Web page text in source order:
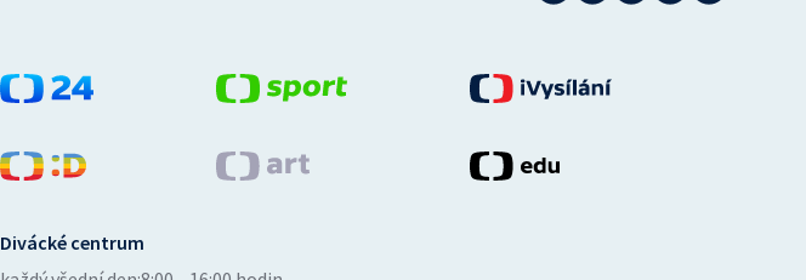
Divácké centrum